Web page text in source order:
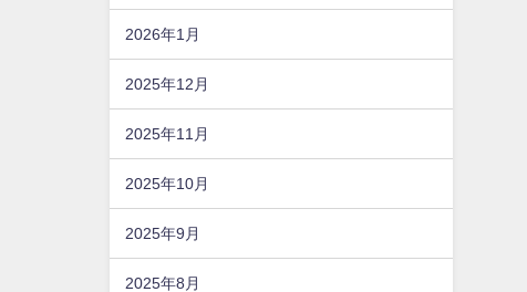
2026年1月
2025年12月
2025年11月
2025年10月
2025年9月
2025年8月